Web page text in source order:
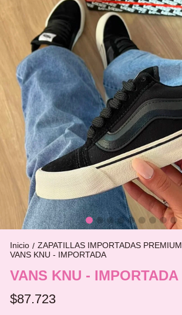
Inicio / ZAPATILLAS IMPORTADAS PREMIUM
VANS KNU - IMPORTADA
VANS KNU - IMPORTADA
$87.723